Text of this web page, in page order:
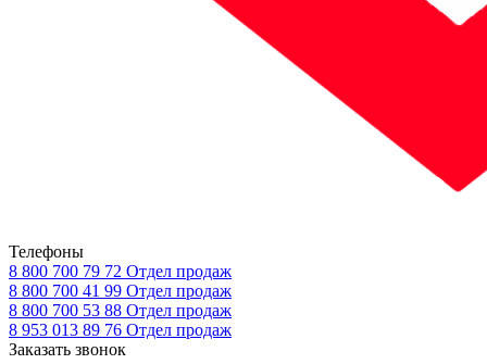
Телефоны
8 800 700 79 72 Отдел продаж
8 800 700 41 99 Отдел продаж
8 800 700 53 88 Отдел продаж
8 953 013 89 76 Отдел продаж
Заказать звонок